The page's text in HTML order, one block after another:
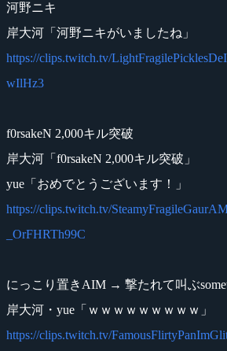
河野ニキ
岸大河「河野ニキがいましたね」
https://clips.twitch.tv/
wIlHz3
f0rsakeN 2,000キル突破
岸大河「f0rsakeN 2,000キル突破」
yue「おめでとうございます！」
https://clips.twitch.tv/
_OrFHRTh99C
にっこり置きAIM → 撃たれて叫ぶ
岸大河・yue「ｗｗｗｗｗｗｗｗｗ」
https://clips.twitch.tv/